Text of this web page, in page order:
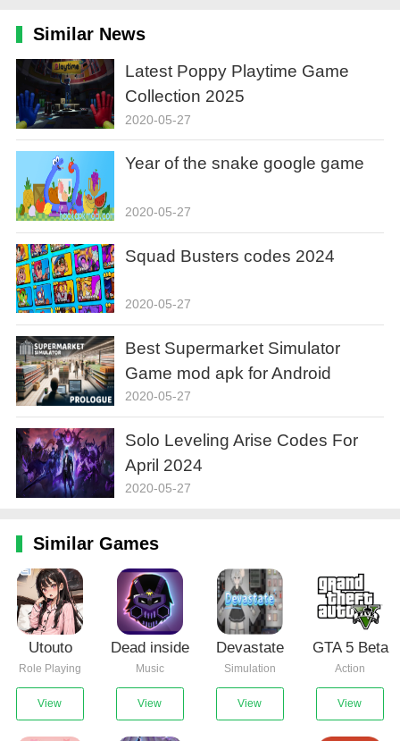
Similar News
Latest Poppy Playtime Game
Collection 2025
2020-05-27
Year of the snake google game
2020-05-27
Squad Busters codes 2024
2020-05-27
Best Supermarket Simulator
Game mod apk for Android
2020-05-27
Solo Leveling Arise Codes For
April 2024
2020-05-27
Similar Games
Utouto
Suyasuya
Role Playing
View
Dead inside
mods for
Incredibox
Music
View
Devastate
Simulation
View
GTA 5 Beta
0.7
Action
View